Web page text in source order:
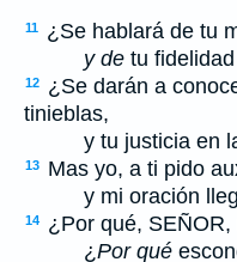
11
¿Se hablará de tu
y de tu
12
¿Se darán a
tinieblas,
y tu justicia en la
13 Mas yo, a ti pido
y mi oración llega
14 ¿Por qué, SEÑOR,
¿Por qué